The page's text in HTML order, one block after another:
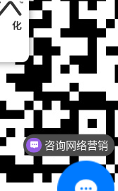
咨询网络营销